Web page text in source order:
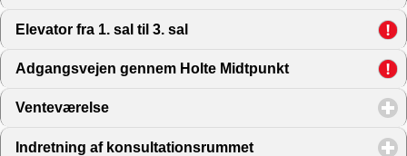
Elevator fra 1. sal til 3. sal
Adgangsvejen gennem Holte Midtpunkt click to expand
Venteværelse
Indretning af konsultationsrummet click to expand